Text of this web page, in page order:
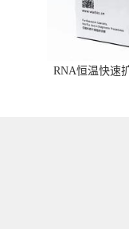
RNA恒温快速